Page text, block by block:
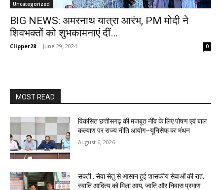
Uncategorized
BIG NEWS: अमरनाथ यात्रा आरंभ, PM मोदी ने
शिवभक्तों को शुभकामनाएं दीं…
Clipper28 - June 29, 2024 0
MOST READ
विकसित छत्तीसगढ़ की मजबूत नींव के लिए पोषण एवं बाल
कल्याण पर राज्य नीति आयोग–यूनिसेफ का मंथन
August 6, 2026
सक्ती : सेवा सेतु से आसान हुई शासकीय सेवाओं की राह,
स्वाति आदित्य को मिला आय, जाति और निवास प्रमाण